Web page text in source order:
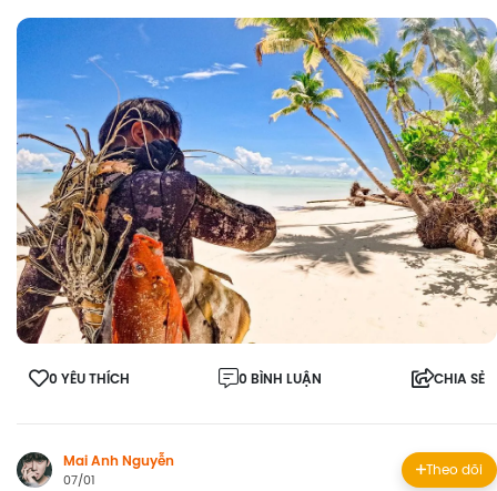
0 YÊU THÍCH 0 BÌNH LUẬN CHIA SẺ
Mai Anh Nguyễn
07/01
Theo dõi